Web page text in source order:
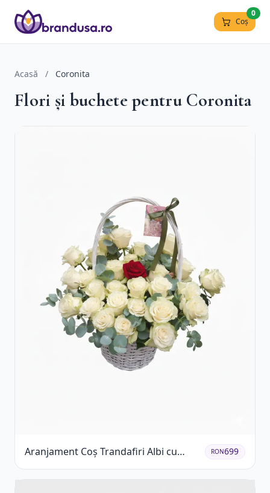
Coș
0
Acasă / Coronita
Flori și buchete pentru Coronita
Aranjament Coș Trandafiri Albi cu
Accent Roșu
RON699